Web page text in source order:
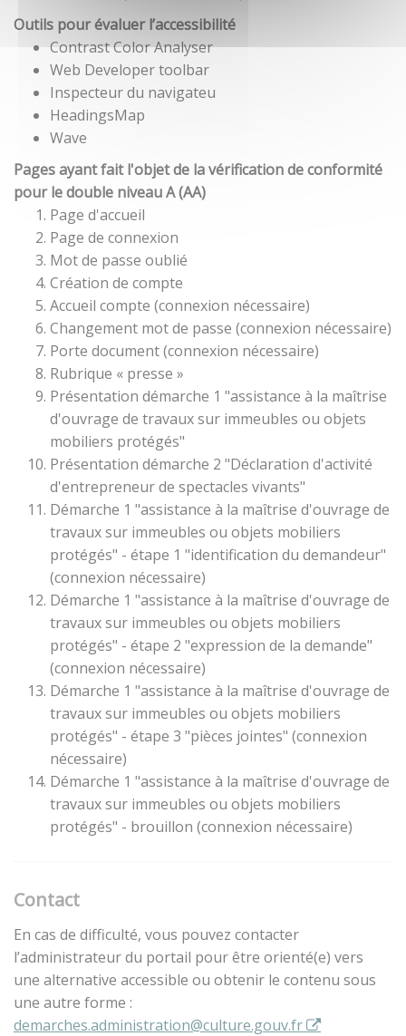
Outils pour évaluer l’accessibilité
Contrast Color Analyser
Web Developer toolbar
Inspecteur du navigateu
HeadingsMap
Wave
Pages ayant fait l'objet de la vérification de conformité
pour le double niveau A (AA)
Page d'accueil
Page de connexion
Mot de passe oublié
Création de compte
Accueil compte (connexion nécessaire)
Changement mot de passe (connexion nécessaire)
Porte document (connexion nécessaire)
Rubrique « presse »
Présentation démarche 1 "assistance à la maîtrise
d'ouvrage de travaux sur immeubles ou objets
mobiliers protégés"
Présentation démarche 2 "Déclaration d'activité
d'entrepreneur de spectacles vivants"
Démarche 1 "assistance à la maîtrise d'ouvrage de
travaux sur immeubles ou objets mobiliers
protégés" - étape 1 "identification du demandeur"
(connexion nécessaire)
Démarche 1 "assistance à la maîtrise d'ouvrage de
travaux sur immeubles ou objets mobiliers
protégés" - étape 2 "expression de la demande"
(connexion nécessaire)
Démarche 1 "assistance à la maîtrise d'ouvrage de
travaux sur immeubles ou objets mobiliers
protégés" - étape 3 "pièces jointes" (connexion
nécessaire)
Démarche 1 "assistance à la maîtrise d'ouvrage de
travaux sur immeubles ou objets mobiliers
protégés" - brouillon (connexion nécessaire)
Contact
En cas de difficulté, vous pouvez contacter
l’administrateur du portail pour être orienté(e) vers
une alternative accessible ou obtenir le contenu sous
une autre forme :
demarches.administration@culture.gouv.fr